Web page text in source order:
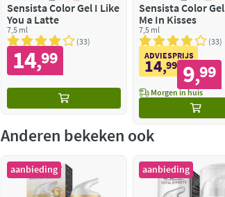
Sensista Color Gel I Like
You a Latte
7,5 ml
33
14,99
Sensista Color Gel Berry
Me In Kisses
7,5 ml
33
ADVIESPRIJS
14,99 9,99
Morgen in huis
Anderen bekeken ook
aanbieding aanbieding